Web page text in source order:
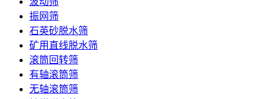
振网筛
石英砂脱水筛
矿用直线脱水筛
滚筒回转筛
有轴滚筒筛
无轴滚筒筛